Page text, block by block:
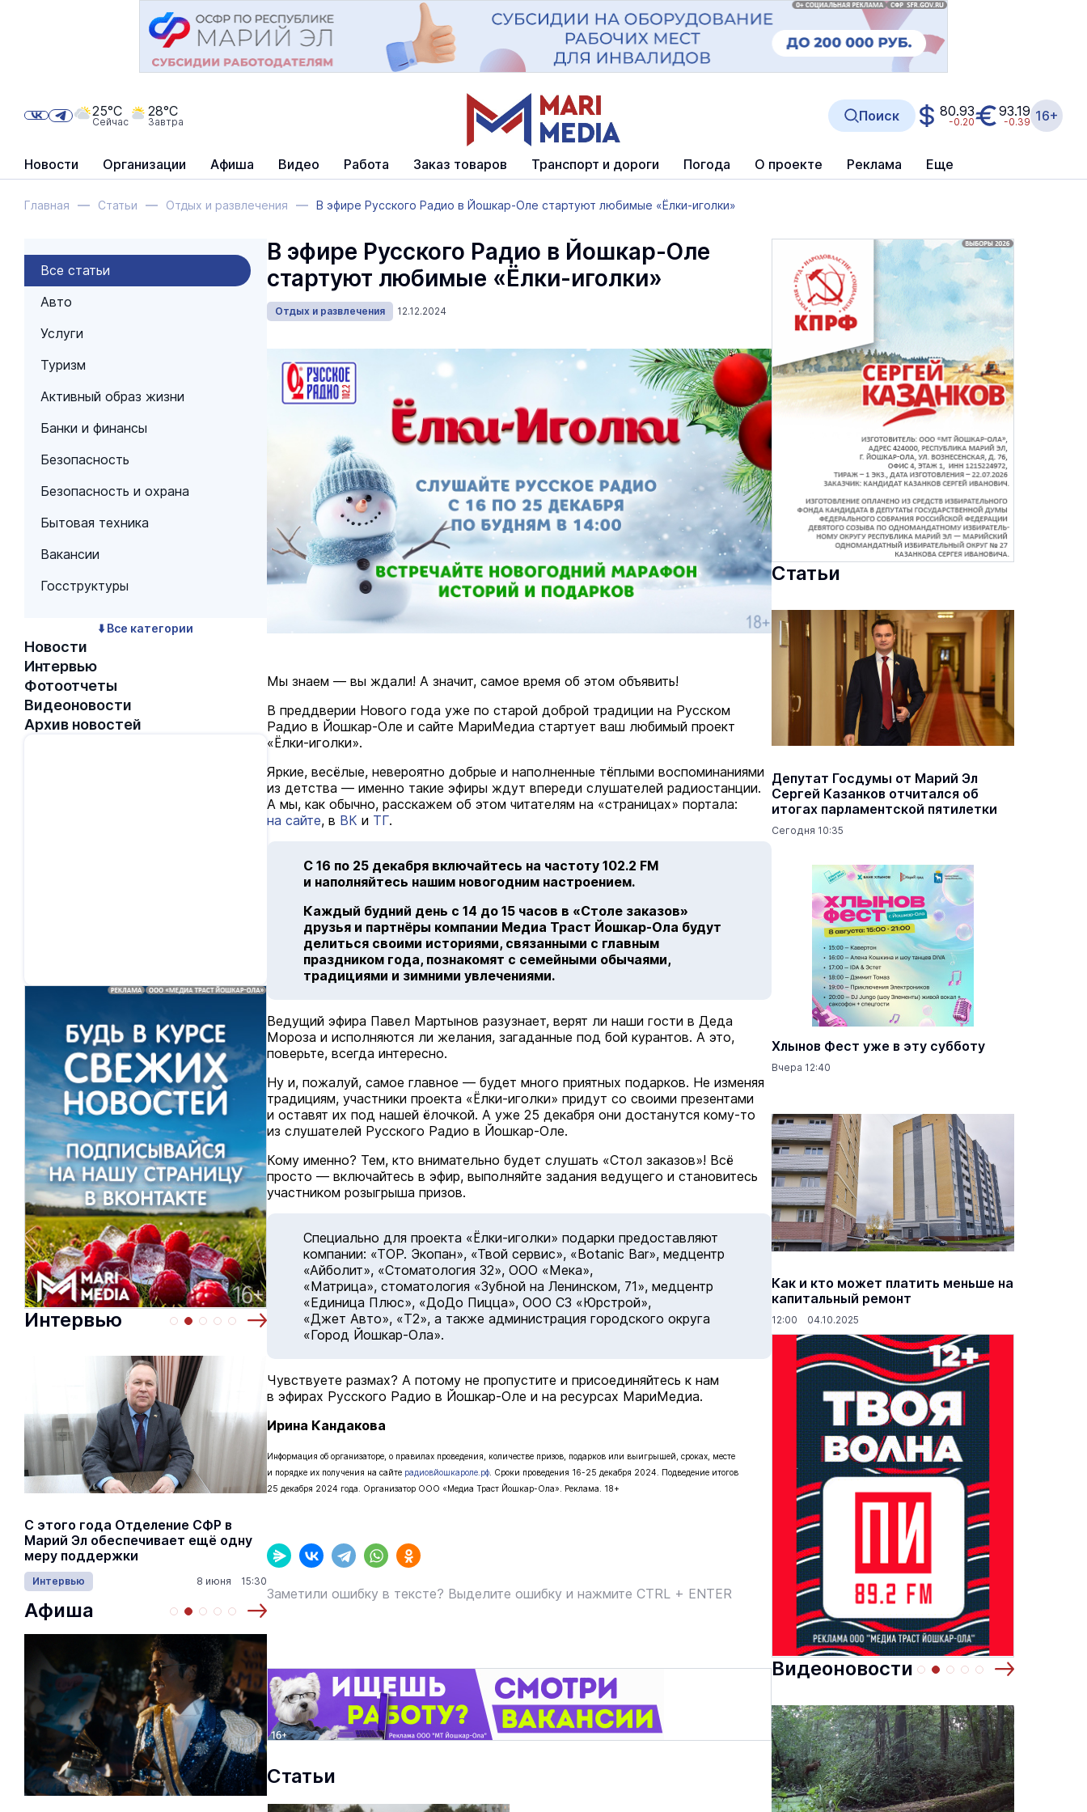
Новости Организации Афиша Видео Работа Заказ товаров Транспорт и дороги Погода О проекте Реклама Еще
25°C
Сейчас
28°C
Завтра Поиск 80.93
-0.20
93.19
-0.39 16+
Главная Статьи Отдых и развлечения В эфире Русского Радио в Йошкар-Оле стартуют любимые «Ёлки-иголки»
Все статьи
Авто
Услуги
Туризм
Активный образ жизни
Банки и финансы
Безопасность
Безопасность и охрана
Бытовая техника
Вакансии
Госструктуры
⬇️ Все категории
Новости
Интервью
Фотоотчеты
Видеоновости
Архив новостей
Интервью
С этого года Отделение СФР в
Марий Эл обеспечивает ещё одну
меру поддержки
Интервью 8 июня 15:30
Шкетана: «Для меня не бывает
лёгких спектаклей»
Как узнать на законных основаниях,
16 марта 17:00
Василий Дубровин: как продлить
мужское долголетие
Здоровье и медицина 19 февраля 15:55
Афиша
В эфире Русского Радио в Йошкар-Оле
стартуют любимые «Ёлки-иголки»
Отдых и развлечения 12.12.2024
Мы знаем — вы ждали! А значит, самое время об этом объявить!
В преддверии Нового года уже по старой доброй традиции на Русском
Радио в Йошкар-Оле и сайте МариМедиа стартует ваш любимый проект
«Ёлки-иголки».
Яркие, весёлые, невероятно добрые и наполненные тёплыми воспоминаниями
из детства — именно такие эфиры ждут впереди слушателей радиостанции.
А мы, как обычно, расскажем об этом читателям на «страницах» портала:
на сайте, в ВК и ТГ.
С 16 по 25 декабря включайтесь на частоту 102.2 FM
и наполняйтесь нашим новогодним настроением.
Каждый будний день с 14 до 15 часов в «Столе заказов»
друзья и партнёры компании Медиа Траст Йошкар-Ола будут
делиться своими историями, связанными с главным
праздником года, познакомят с семейными обычаями,
традициями и зимними увлечениями.
Ведущий эфира Павел Мартынов разузнает, верят ли наши гости в Деда
Мороза и исполняются ли желания, загаданные под бой курантов. А это,
поверьте, всегда интересно.
Ну и, пожалуй, самое главное — будет много приятных подарков. Не изменяя
традициям, участники проекта «Ёлки-иголки» придут со своими презентами
и оставят их под нашей ёлочкой. А уже 25 декабря они достанутся кому-то
из слушателей Русского Радио в Йошкар-Оле.
Кому именно? Тем, кто внимательно будет слушать «Стол заказов»! Всё
просто — включайтесь в эфир, выполняйте задания ведущего и становитесь
участником розыгрыша призов.
Специально для проекта «Ёлки-иголки» подарки предоставляют
компании: «ТОР. Экопан», «Твой сервис», «Botanic Bar», медцентр
«Айболит», «Стоматология 32», ООО «Мека»,
«Матрица», стоматология «Зубной на Ленинском, 71», медцентр
«Единица Плюс», «ДоДо Пицца», ООО СЗ «Юрстрой»,
«Джет Авто», «T2», а также администрация городского округа
«Город Йошкар-Ола».
Чувствуете размах? А потому не пропустите и присоединяйтесь к нам
в эфирах Русского Радио в Йошкар-Оле и на ресурсах МариМедиа.
Ирина Кандакова
Информация об организаторе, о правилах проведения, количестве призов, подарков или выигрышей, сроках, месте
и порядке их получения на сайте радиовйошкароле.рф . Сроки проведения 16-25 декабря 2024. Подведение итогов
25 декабря 2024 года. Организатор ООО «Медиа Траст Йошкар-Ола». Реклама. 18+
Заметили ошибку в тексте? Выделите ошибку и нажмите CTRL + ENTER
Статьи
Статьи
Депутат Госдумы от Марий Эл
Сергей Казанков отчитался об
итогах парламентской пятилетки
Сегодня 10:35
Хлынов Фест уже в эту субботу
Вчера 12:40
Как и кто может платить меньше на
капитальный ремонт
12:00 04.10.2025
Видеоновости